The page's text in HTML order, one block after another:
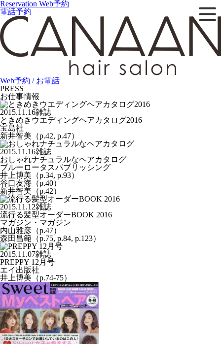
Reservation Web予約
電話予約
Web予約 / お電話
PRESS
お仕事情報
2015.11.16雑誌
ときめきウエディングヘアカタログ2016
宝島社
新井智美（p.42, p.47）
2015.11.16雑誌
おしゃれナチュラルなヘアカタログ
ブルーロータスパブリッシング
井上博美（p.34, p.93）
谷口友海（p.40）
新井智美（p.42）
2015.11.12雑誌
流行る髪型オーダーBOOK 2016
マガジン・マガジン
内山雅彦（p.47）
森田昌範（p.75, p.84, p.123）
2015.11.07雑誌
PREPPY 12月号
エイ出版社
井上博美（p.74-75）